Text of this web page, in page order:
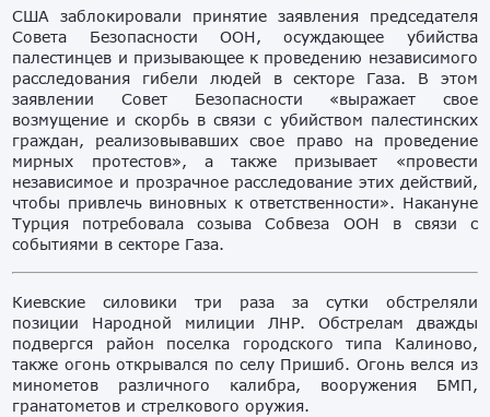
США заблокировали принятие заявления председателя
Совета Безопасности ООН, осуждающее убийства
палестинцев и призывающее к проведению независимого
расследования гибели людей в секторе Газа. В этом
заявлении Совет Безопасности «выражает свое
возмущение и скорбь в связи с убийством палестинских
граждан, реализовывавших свое право на проведение
мирных протестов», а также призывает «провести
независимое и прозрачное расследование этих действий,
чтобы привлечь виновных к ответственности». Накануне
Турция потребовала созыва Собвеза ООН в связи с
событиями в секторе Газа.
Киевские силовики три раза за сутки обстреляли
позиции Народной милиции ЛНР. Обстрелам дважды
подвергся район поселка городского типа Калиново,
также огонь открывался по селу Пришиб. Огонь велся из
минометов различного калибра, вооружения БМП,
гранатометов и стрелкового оружия.